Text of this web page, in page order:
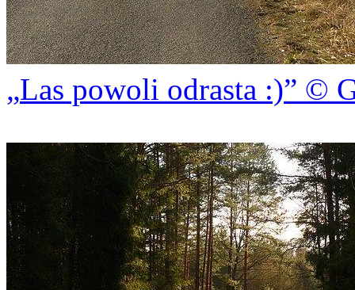
Las powoli odrasta :) ©